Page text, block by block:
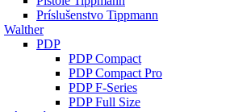
Príslušenstvo Tippmann
Walther
PDP
PDP Compact
PDP Compact Pro
PDP F-Series
PDP Full Size